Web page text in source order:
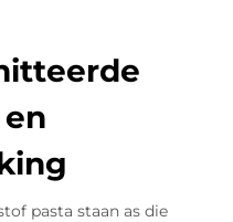
pasta staan as die